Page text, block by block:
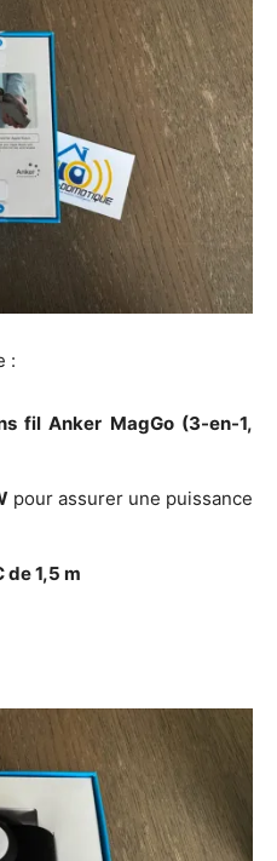
:
fil Anker MagGo (3-en-1,
pour assurer une puissance
de 1,5 m